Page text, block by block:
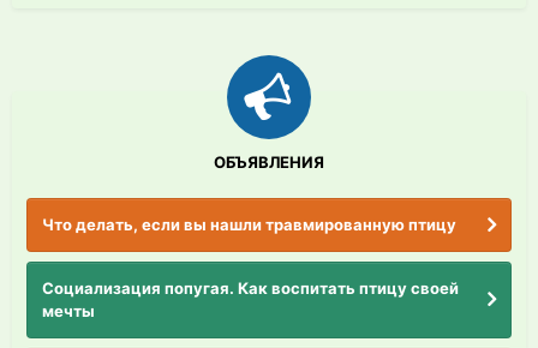
ОБЪЯВЛЕНИЯ
Что делать, если вы нашли травмированную птицу
Социализация попугая. Как воспитать птицу своей
мечты